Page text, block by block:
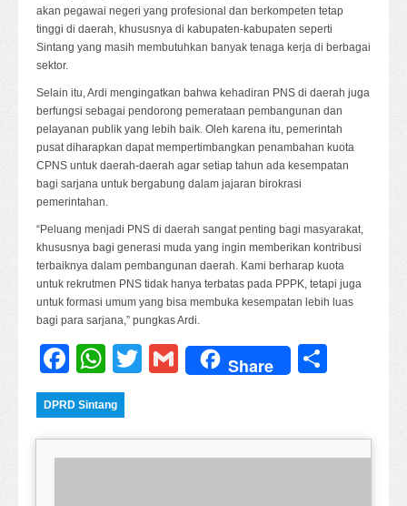
akan pegawai negeri yang profesional dan berkompeten tetap
tinggi di daerah, khususnya di kabupaten-kabupaten seperti
Sintang yang masih membutuhkan banyak tenaga kerja di berbagai
sektor.
Selain itu, Ardi mengingatkan bahwa kehadiran PNS di daerah juga
berfungsi sebagai pendorong pemerataan pembangunan dan
pelayanan publik yang lebih baik. Oleh karena itu, pemerintah
pusat diharapkan dapat mempertimbangkan penambahan kuota
CPNS untuk daerah-daerah agar setiap tahun ada kesempatan
bagi sarjana untuk bergabung dalam jajaran birokrasi
pemerintahan.
“Peluang menjadi PNS di daerah sangat penting bagi masyarakat,
khususnya bagi generasi muda yang ingin memberikan kontribusi
terbaiknya dalam pembangunan daerah. Kami berharap kuota
untuk rekrutmen PNS tidak hanya terbatas pada PPPK, tetapi juga
untuk formasi umum yang bisa membuka kesempatan lebih luas
bagi para sarjana,” pungkas Ardi.
Facebook
WhatsApp
TwitterGmail
Share
DPRD Sintang